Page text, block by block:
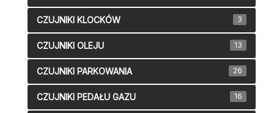
CZUJNIKI KLOCKÓW 3
CZUJNIKI OLEJU 13
CZUJNIKI PARKOWANIA 26
CZUJNIKI PEDAŁU GAZU 16